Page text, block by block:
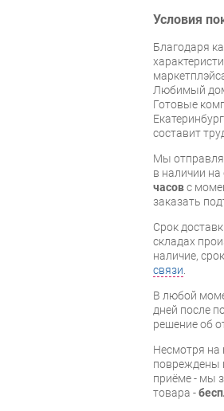
Условия
Благодаря
Любимый
Готовые
составит
Мы
в наличии на
часовс
заказать
Срок
складах
наличие,
связи.
В любой
дней после
решение об
Несмотря на
повреждены
приёме - мы
товара -